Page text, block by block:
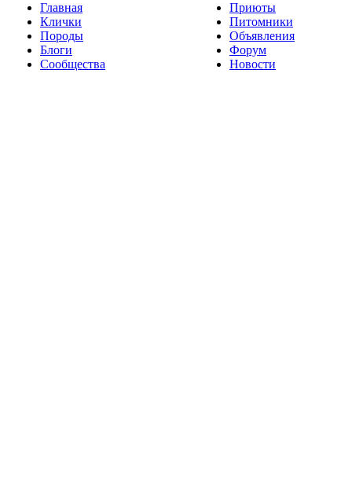
Главная
Клички
Породы
Блоги
Сообщества
Приюты
Питомники
Объявления
Форум
Новости